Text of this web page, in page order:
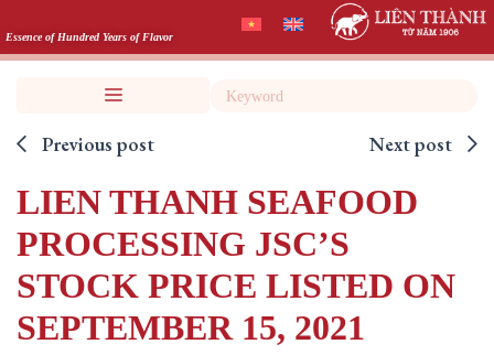
to
content
Essence of Hundred Years of Flavor
Search
Previous post Next post
LIEN THANH SEAFOOD
PROCESSING JSC’S
STOCK PRICE LISTED ON
SEPTEMBER 15, 2021